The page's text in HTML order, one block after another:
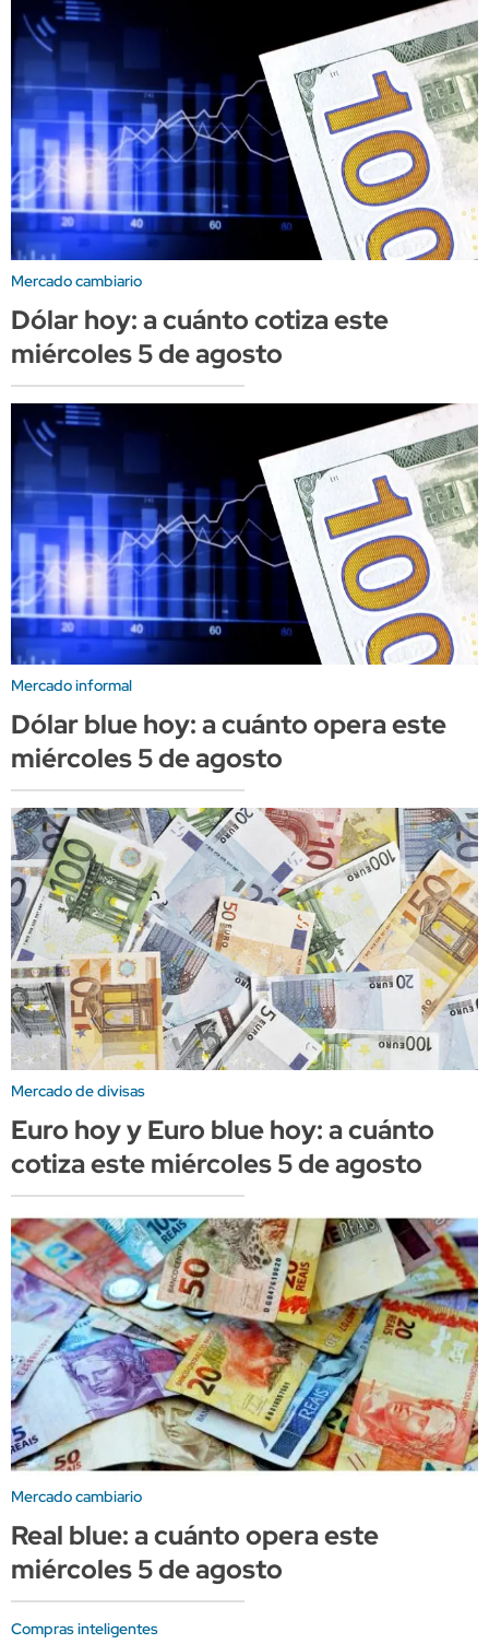
Mercado cambiario
Dólar hoy: a cuánto cotiza este
miércoles 5 de agosto
Mercado informal
Dólar blue hoy: a cuánto opera este
miércoles 5 de agosto
Mercado de divisas
Euro hoy y Euro blue hoy: a cuánto
cotiza este miércoles 5 de agosto
Mercado cambiario
Real blue: a cuánto opera este
miércoles 5 de agosto
Compras inteligentes